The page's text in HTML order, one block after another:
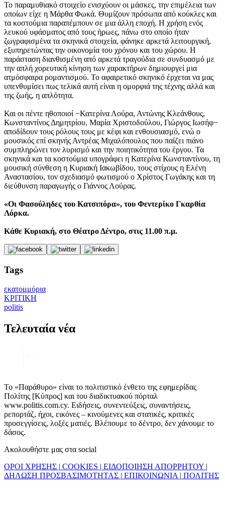
Το παραμυθιακό στοιχείο ενισχύουν οι μάσκες, την επιμέλεια των
οποίων είχε η Μάρθα Φωκά. Θυμίζουν πρόσωπα από κούκλες και
τα κοστούμια παραπέμπουν σε μια άλλη εποχή. Η χρήση ενός
λευκού υφάσματος από τους ήρωες, πάνω στο οποίο ήταν
ζωγραφισμένα τα σκηνικά στοιχεία, φάνηκε αρκετά λειτουργική,
εξυπηρετώντας την οικονομία του χρόνου και του χώρου. Η
παράσταση διανθισμένη από αρκετά τραγούδια σε συνδυασμό με
την απλή χορευτική κίνηση των χαρακτήρων δημιουργεί μια
ατμόσφαιρα ρομαντισμού. Το αφαιρετικό σκηνικό έρχεται να μας
υπενθυμίσει πως τελικά αυτή είναι η ομορφιά της τέχνης αλλά και
της ζωής, η απλότητα.
Και οι πέντε ηθοποιοί −Κατερίνα Λούρα, Αντώνης Κλεάνθους,
Κωνσταντίνος Δημητρίου, Μαρία Χριστοδούλου, Γιώργος Ιωσήφ−
αποδίδουν τους ρόλους τους με κέφι και ενθουσιασμό, ενώ ο
μουσικός επί σκηνής Αντρέας Μιχαλόπουλος που παίζει πιάνο
συμπληρώνει τον λυρισμό και την ποιητικότητα του έργου. Τα
σκηνικά και τα κοστούμια υπογράφει η Κατερίνα Κωνσταντίνου, τη
μουσική σύνθεση η Κυριακή Ιακωβίδου, τους στίχους η Ελένη
Αναστασίου, τον σχεδιασμό φωτισμού ο Χρίστος Γωγάκης και τη
διεύθυνση παραγωγής ο Γιάννος Λούρας.
«Οι Φασούληδες του Κατσιπόρα», του Φεντερίκο Γκαρθία
Λόρκα.
Κάθε Κυριακή, στο Θέατρο Δέντρο, στις 11.00 π.μ.
Tags
εκατομμύρια
ΚΡΙΤΙΚΗ
politis
Τελευταία νέα
Το «Παράθυρο» είναι το πολιτιστικό ένθετο της εφημερίδας
Πολίτης [Κύπρος] και του διαδικτυακού πόρταλ
www.politis.com.cy. Ειδήσεις, συνεντεύξεις, συναντήσεις,
ρεπορτάζ, ήχοι, εικόνες – κινούμενες και στατικές, κριτικές
προσεγγίσεις, λοξές ματιές. Βλέπουμε το δέντρο, δεν χάνουμε το
δάσος.
Ακολουθήστε μας στα social
ΟΡΟΙ ΧΡΗΣΗΣ | COOKIES | ΕΙΔΟΠΟΙΗΣΗ ΑΠΟΡΡΗΤΟΥ |
ΔΗΛΩΣΗ ΠΡΟΣΒΑΣΙΜΟΤΗΤΑΣ | ΕΠΙΚΟΙΝΩΝΙΑ | ΠΟΛΙΤΗΣ